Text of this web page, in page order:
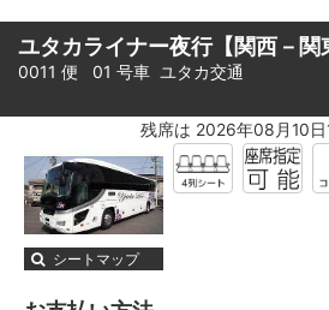
ユタカライナー夜行【関西－関
0011 便 01 号車 ユタカ交通
残席は 2026年08月10日
シートマップ